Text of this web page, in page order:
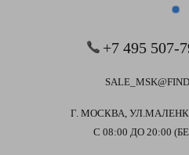
+7 495 507-
Г. МОСКВА,
С 08:00 ДО 20:00